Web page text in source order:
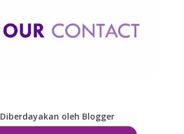
Diberdayakan oleh Blogger